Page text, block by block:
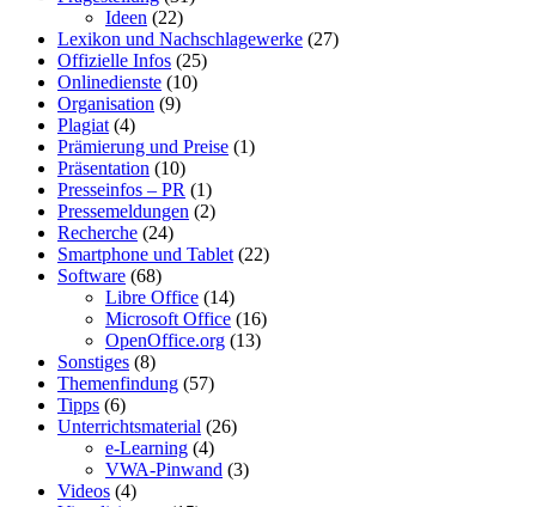
Ideen (22)
Lexikon und Nachschlagewerke (27)
Offizielle Infos (25)
Onlinedienste (10)
Organisation (9)
Plagiat (4)
Prämierung und Preise (1)
Präsentation (10)
Presseinfos – PR (1)
Pressemeldungen (2)
Recherche (24)
Smartphone und Tablet (22)
Software (68)
Libre Office (14)
Microsoft Office (16)
OpenOffice.org (13)
Sonstiges (8)
Themenfindung (57)
Tipps (6)
Unterrichtsmaterial (26)
e-Learning (4)
VWA-Pinwand (3)
Videos (4)